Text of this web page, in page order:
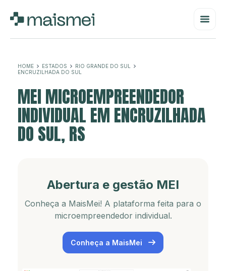
HOME ESTADOS
RIO GRANDE DO SUL
ENCRUZILHADA DO SUL
MEI MICROEMPREENDEDOR
INDIVIDUAL EM ENCRUZILHADA
DO SUL, RS
Abertura e gestão MEI
Conheça a MaisMei! A plataforma feita para o
microempreendedor individual.
Conheça a MaisMei